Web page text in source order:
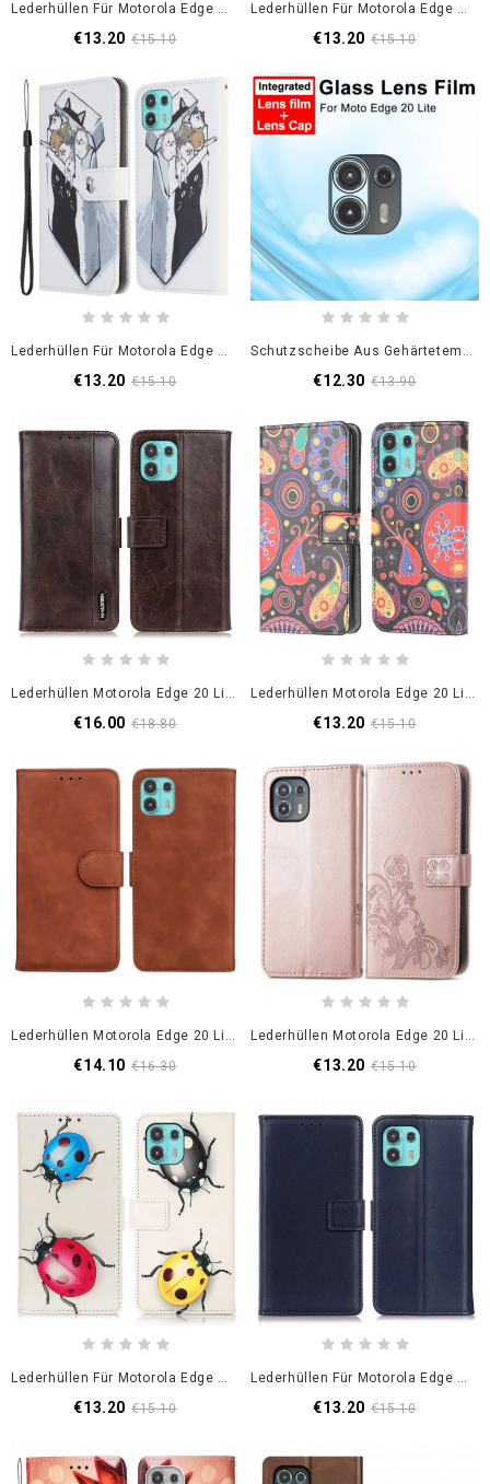
Lederhüllen Für Motorola Edge 20 Lite Aquarell-Traumfänger
€13.20 €15.10
Lederhüllen Für Motorola Edge 20 Lite Baum Und Tanga Katze
€13.20 €15.10
Lederhüllen Für Motorola Edge 20 Lite Lieferung Tanga Katzen
€13.20 €15.10
Schutzscheibe Aus Gehärtetem Glas Motorola Edge 20 Lite Imak
€12.30 €13.90
Lederhüllen Motorola Edge 20 Lite Khazneh Elegance Leather Style
€16.00 €18.80
Lederhüllen Motorola Edge 20 Lite Handyhülle Design Galaxie
€13.20 €15.10
Lederhüllen Motorola Edge 20 Lite Stil Leder Vintage Couture
€14.10 €16.30
Lederhüllen Motorola Edge 20 Lite Vierblättriges Kleeblatt
€13.20 €15.10
Lederhüllen Für Motorola Edge 20 Lite Marienkäfer
€13.20 €15.10
Lederhüllen Für Motorola Edge 20 Lite Glattes Kunstleder
€13.20 €15.10